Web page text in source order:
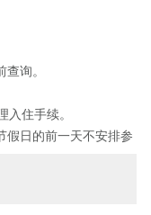
询。
住手续。
假日的前一天不安排参
系。